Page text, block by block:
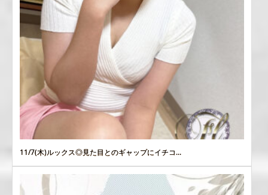
11/7(木)ルックス◎見た目とのギャップにイチコ...